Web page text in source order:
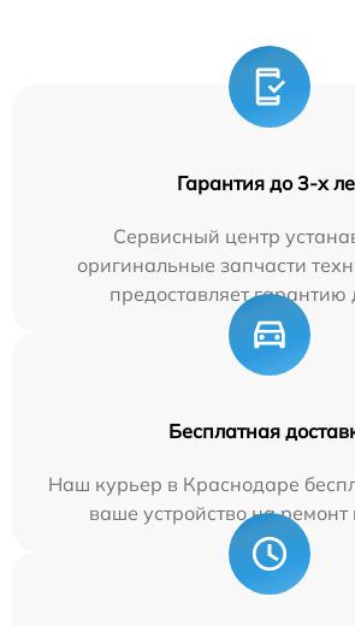
Гарантия до 3-х
Сервисный центр
оригинальные запчасти
предоставляет гарантию
Бесплатная
Наш курьер в Краснодаре
ваше устройство на ремонт